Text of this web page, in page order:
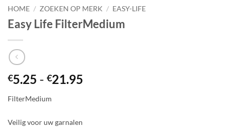
HOME / ZOEKEN OP MERK / EASY-LIFE
Easy Life FilterMedium
€5.25 - €21.95
FilterMedium
Veilig voor uw garnalen